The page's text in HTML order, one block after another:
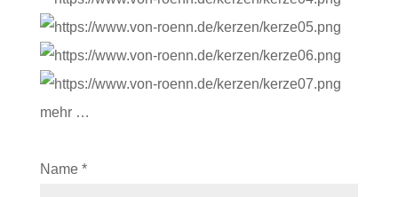
mehr …
Name *